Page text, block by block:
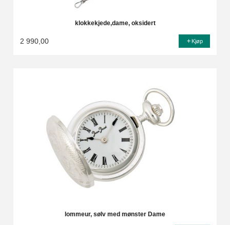
klokkekjede,dame, oksidert
2 990,00 Kjøp
lommeur, sølv med mønster Dame